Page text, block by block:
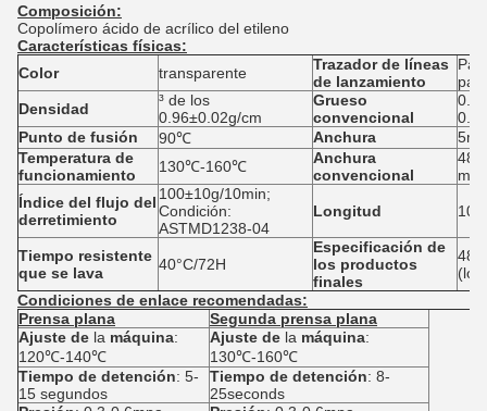
Composición:
Copolímero ácido de acrílico del etileno
Características físicas:
Color
transparente
Trazador de líneas
de lanzamiento
Densidad
³ de los
0.96±0.02g/cm
Grueso
convencional
Punto de fusión
90℃ Anchura
Temperatura de
funcionamiento
130℃-160℃
Anchura
convencional
m,
Índice del flujo del
derretimiento
100±10g/10min;
Condición:
ASTMD1238-04
Longitud
Tiempo resistente
que se lava
40°C/72H
Especificación de
los productos
finales
Condiciones de enlace recomendadas:
Prensa plana
Segunda prensa plana
Ajuste de la máquina:
120℃-140℃
Ajuste de la máquina:
130℃-160℃
Tiempo de detención: 5-
15 segundos
Tiempo de detención: 8-
25seconds